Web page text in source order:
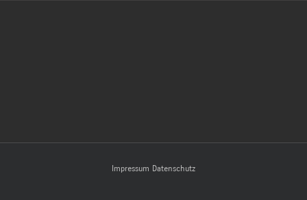
Impressum Datenschutz